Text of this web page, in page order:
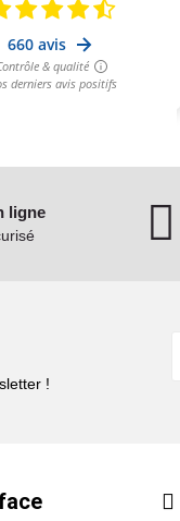
ligne
!